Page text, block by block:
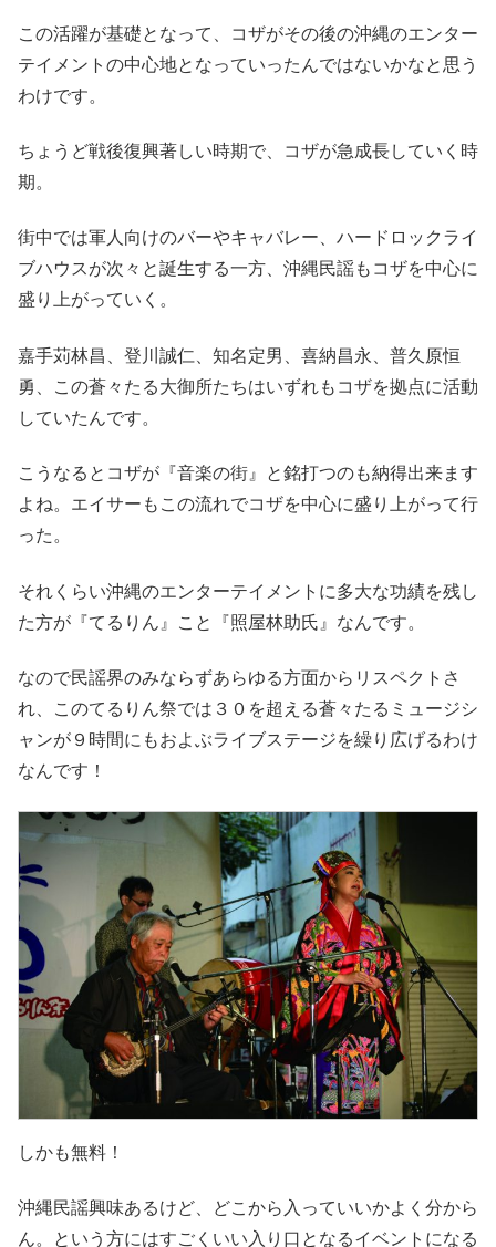
この活躍が基礎となって、コザがその後の沖縄のエンター
テイメントの中心地となっていったんではないかなと思う
わけです。
ちょうど戦後復興著しい時期で、コザが急成長していく時
期。
街中では軍人向けのバーやキャバレー、ハードロックライ
ブハウスが次々と誕生する一方、沖縄民謡もコザを中心に
盛り上がっていく。
嘉手苅林昌、登川誠仁、知名定男、喜納昌永、普久原恒
勇、この蒼々たる大御所たちはいずれもコザを拠点に活動
していたんです。
こうなるとコザが『音楽の街』と銘打つのも納得出来ます
よね。エイサーもこの流れでコザを中心に盛り上がって行
った。
それくらい沖縄のエンターテイメントに多大な功績を残し
た方が『てるりん』こと『照屋林助氏』なんです。
なので民謡界のみならずあらゆる方面からリスペクトさ
れ、このてるりん祭では３０を超える蒼々たるミュージシ
ャンが９時間にもおよぶライブステージを繰り広げるわけ
なんです！
しかも無料！
沖縄民謡興味あるけど、どこから入っていいかよく分から
ん。という方にはすごくいい入り口となるイベントになる